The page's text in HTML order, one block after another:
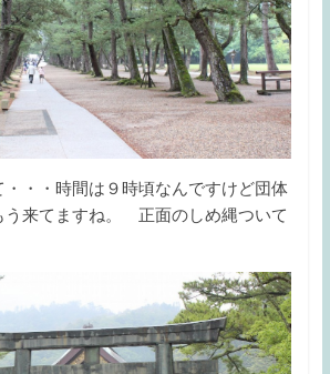
・・時間は９時頃なんですけど団体
う来てますね。 正面のしめ縄ついて